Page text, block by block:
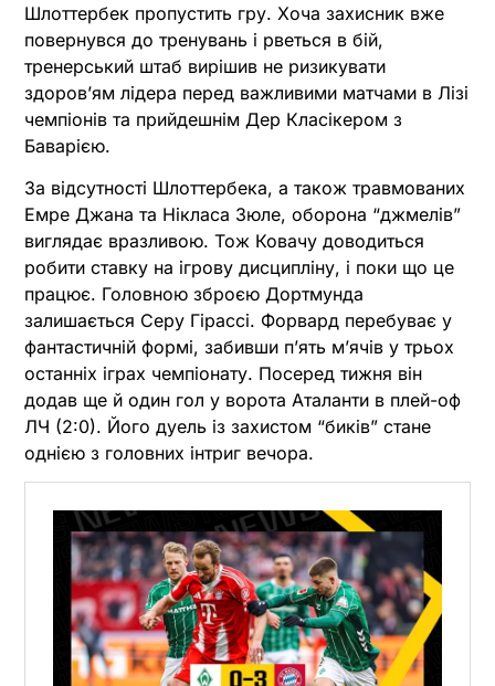
Шлоттербек пропустить гру. Хоча захисник вже
повернувся до тренувань і рветься в бій,
тренерський штаб вирішив не ризикувати
здоров’ям лідера перед важливими матчами в Лізі
чемпіонів та прийдешнім Дер Класікером з
Баварією.
За відсутності Шлоттербека, а також травмованих
Емре Джана та Нікласа Зюле, оборона “джмелів”
виглядає вразливою. Тож Ковачу доводиться
робити ставку на ігрову дисципліну, і поки що це
працює. Головною зброєю Дортмунда
залишається Серу Гірассі. Форвард перебуває у
фантастичній формі, забивши п’ять м’ячів у трьох
останніх іграх чемпіонату. Посеред тижня він
додав ще й один гол у ворота Аталанти в плей-оф
ЛЧ (2:0). Його дуель із захистом “биків” стане
однією з головних інтриг вечора.